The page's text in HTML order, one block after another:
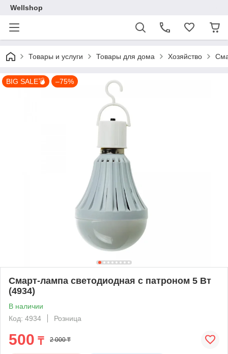
Wellshop
Товары и услуги Товары для дома Хозяйство
BIG SALE💣 –75%
Смарт-лампа светодиодная с патроном 5 Вт
(4934)
В наличии
Код: 4934
Розница
500 ₸ 2 000 ₸